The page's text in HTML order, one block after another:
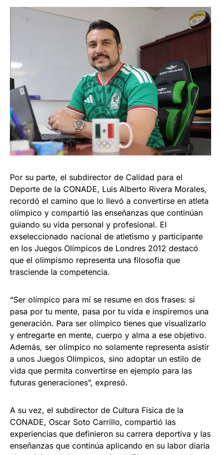
Por su parte, el subdirector de Calidad para el
Deporte de la CONADE, Luis Alberto Rivera Morales,
recordó el camino que lo llevó a convertirse en atleta
olímpico y compartió las enseñanzas que continúan
guiando su vida personal y profesional. El
exseleccionado nacional de atletismo y participante
en los Juegos Olímpicos de Londres 2012 destacó
que el olimpismo representa una filosofía que
trasciende la competencia.
“Ser olímpico para mí se resume en dos frases: si
pasa por tu mente, pasa por tu vida e inspiremos una
generación. Para ser olímpico tienes que visualizarlo
y entregarte en mente, cuerpo y alma a ese objetivo.
Además, ser olímpico no solamente representa asistir
a unos Juegos Olímpicos, sino adoptar un estilo de
vida que permita convertirse en ejemplo para las
futuras generaciones”, expresó.
A su vez, el subdirector de Cultura Física de la
CONADE, Oscar Soto Carrillo, compartió las
experiencias que definieron su carrera deportiva y las
enseñanzas que continúa aplicando en su labor diaria